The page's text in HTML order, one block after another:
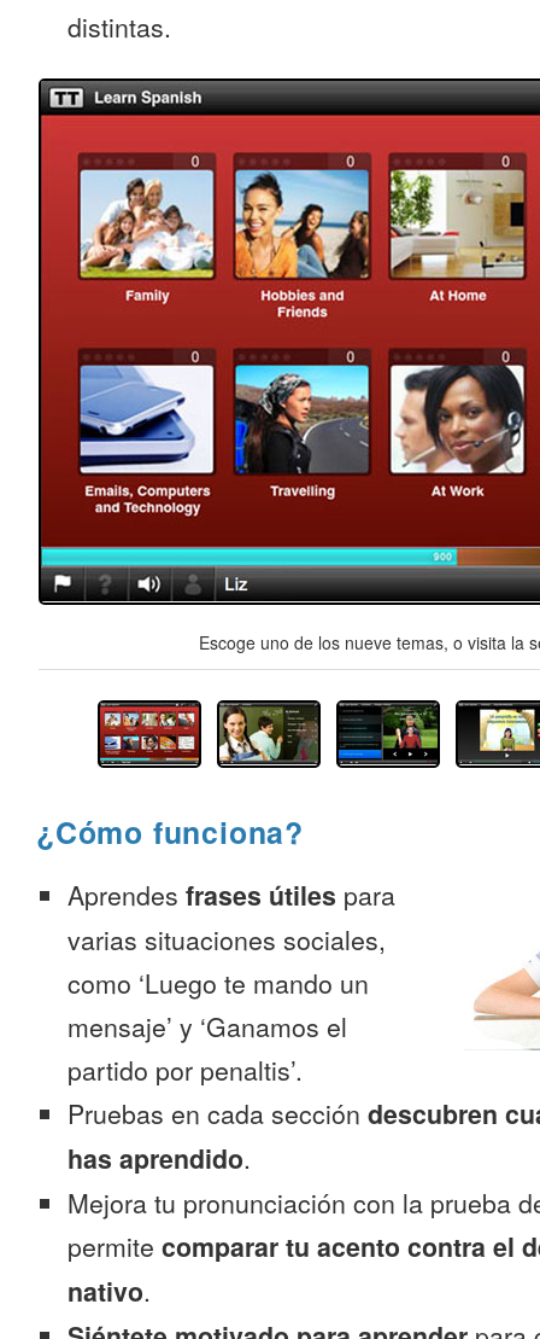
distintas.
Escoge uno de los nueve temas, o visita la
¿Cómo funciona?
Aprendes frases útiles para
varias situaciones sociales,
como ‘Luego te mando un
mensaje’ y ‘Ganamos el
partido por penaltis’.
Pruebas en cada sección descubren
has aprendido.
Mejora tu pronunciación con la prueba
permite comparar tu acento contra el
nativo.